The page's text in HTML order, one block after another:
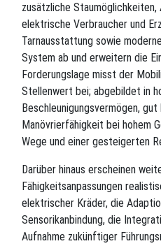
zusätzliche
elektrische Verbraucher und
Tarnausstattung sowie
System ab und erweitern die
Forderungslage misst der
Stellenwert bei; abgebildet in
Beschleunigungsvermögen,
Manövrierfähigkeit bei hohem
Wege und einer gesteigerten
Darüber hinaus erscheinen
Fähigkeitsanpassungen
elektrischer Kräder, die
Sensorikanbindung, die
Aufnahme zukünftiger